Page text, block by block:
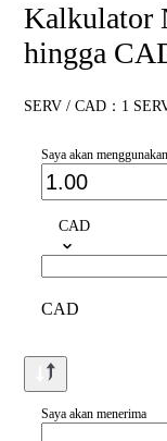
Kalkulator
hingga
SERV / CAD：1
Saya akan menggunakan
CAD
CAD
Saya akan menerima